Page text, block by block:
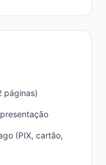
páginas)
(PIX, cartão,